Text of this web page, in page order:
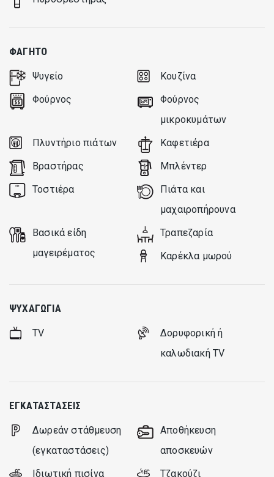
ΦΑΓΗΤΌ
Ψυγείο
Κουζίνα
Φούρνος
Φούρνος
μικροκυμάτων
Πλυντήριο πιάτων
Καφετιέρα
Βραστήρας
Μπλέντερ
Τοστιέρα
Πιάτα και
μαχαιροπήρουνα
Βασικά είδη
μαγειρέματος
Τραπεζαρία
Καρέκλα μωρού
ΨΥΧΑΓΩΓΊΑ
TV
Δορυφορική ή
καλωδιακή TV
ΕΓΚΑΤΑΣΤΆΣΕΙΣ
Δωρεάν στάθμευση
(εγκαταστάσεις)
Aποθήκευση
αποσκευών
Ιδιωτική πισίνα
Τζακούζι